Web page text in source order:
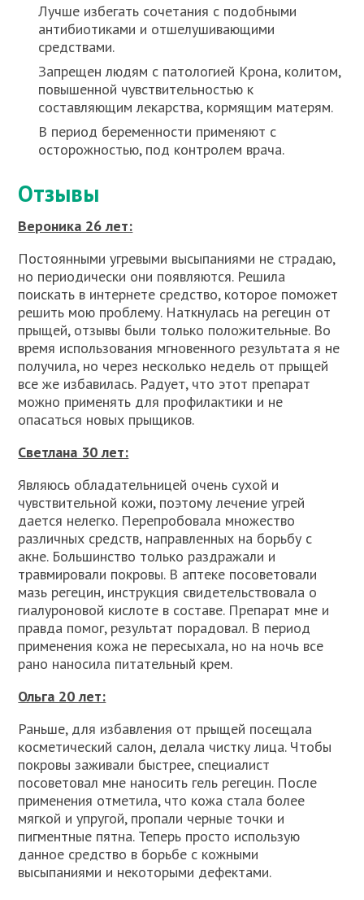
Лучше избегать сочетания с подобными
антибиотиками и отшелушивающими
средствами.
Запрещен людям с патологией Крона, колитом,
повышенной чувствительностью к
составляющим лекарства, кормящим матерям.
В период беременности применяют с
осторожностью, под контролем врача.
Отзывы
Вероника 26 лет:
Постоянными угревыми высыпаниями не страдаю,
но периодически они появляются. Решила
поискать в интернете средство, которое поможет
решить мою проблему. Наткнулась на регецин от
прыщей, отзывы были только положительные. Во
время использования мгновенного результата я не
получила, но через несколько недель от прыщей
все же избавилась. Радует, что этот препарат
можно применять для профилактики и не
опасаться новых прыщиков.
Светлана 30 лет:
Являюсь обладательницей очень сухой и
чувствительной кожи, поэтому лечение угрей
дается нелегко. Перепробовала множество
различных средств, направленных на борьбу с
акне. Большинство только раздражали и
травмировали покровы. В аптеке посоветовали
мазь регецин, инструкция свидетельствовала о
гиалуроновой кислоте в составе. Препарат мне и
правда помог, результат порадовал. В период
применения кожа не пересыхала, но на ночь все
рано наносила питательный крем.
Ольга 20 лет:
Раньше, для избавления от прыщей посещала
косметический салон, делала чистку лица. Чтобы
покровы заживали быстрее, специалист
посоветовал мне наносить гель регецин. После
применения отметила, что кожа стала более
мягкой и упругой, пропали черные точки и
пигментные пятна. Теперь просто использую
данное средство в борьбе с кожными
высыпаниями и некоторыми дефектами.